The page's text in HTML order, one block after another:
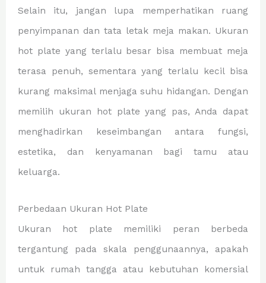
Selain itu, jangan lupa memperhatikan ruang
penyimpanan dan tata letak meja makan. Ukuran
hot plate yang terlalu besar bisa membuat meja
terasa penuh, sementara yang terlalu kecil bisa
kurang maksimal menjaga suhu hidangan. Dengan
memilih ukuran hot plate yang pas, Anda dapat
menghadirkan keseimbangan antara fungsi,
estetika, dan kenyamanan bagi tamu atau
keluarga.
Perbedaan Ukuran Hot Plate
Ukuran hot plate memiliki peran berbeda
tergantung pada skala penggunaannya, apakah
untuk rumah tangga atau kebutuhan komersial